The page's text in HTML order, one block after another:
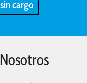
Alquiler
Texto
cargo